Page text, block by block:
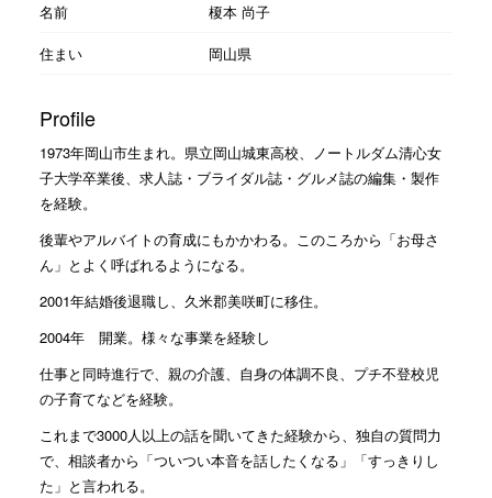
名前
榎本 尚子
住まい
岡山県
Profile
1973年岡山市生まれ。県立岡山城東高校、ノートルダム清心女
子大学卒業後、求人誌・ブライダル誌・グルメ誌の編集・製作
を経験。
後輩やアルバイトの育成にもかかわる。このころから「お母さ
ん」とよく呼ばれるようになる。
2001年結婚後退職し、久米郡美咲町に移住。
2004年 開業。様々な事業を経験し
仕事と同時進行で、親の介護、自身の体調不良、プチ不登校児
の子育てなどを経験。
これまで3000人以上の話を聞いてきた経験から、独自の質問力
で、相談者から「ついつい本音を話したくなる」「すっきりし
た」と言われる。